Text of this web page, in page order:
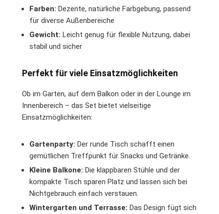
Farben: Dezente, natürliche Farbgebung, passend
für diverse Außenbereiche
Gewicht: Leicht genug für flexible Nutzung, dabei
stabil und sicher
Perfekt für viele Einsatzmöglichkeiten
Ob im Garten, auf dem Balkon oder in der Lounge im
Innenbereich – das Set bietet vielseitige
Einsatzmöglichkeiten:
Gartenparty: Der runde Tisch schafft einen
gemütlichen Treffpunkt für Snacks und Getränke.
Kleine Balkone: Die klappbaren Stühle und der
kompakte Tisch sparen Platz und lassen sich bei
Nichtgebrauch einfach verstauen.
Wintergarten und Terrasse: Das Design fügt sich